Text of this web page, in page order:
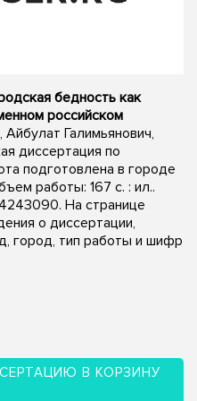
бедность как
российском
Галимьянович,
диссертация по
подготовлена в городе
работы: 167 с. : ил..
На странице
о диссертации,
город, тип работы и шифр
В КОРЗИНУ